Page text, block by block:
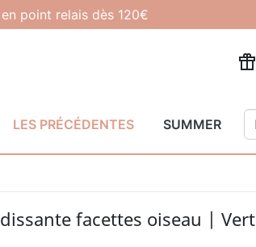
point relais dès 120€
LES PRÉCÉDENTES SUMMER
facettes oiseau | Vert